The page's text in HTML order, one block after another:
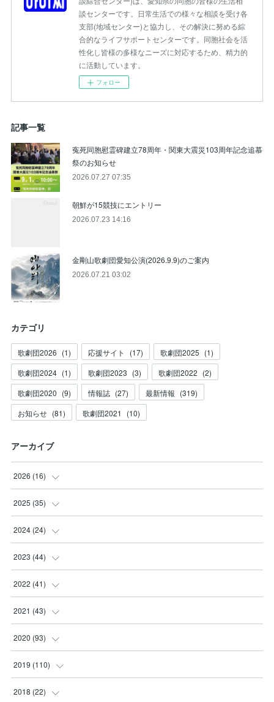
談センターです。日常生活での様々な相談を受け各
支部(地域センター)と協力し、その解決に努める綜
合的なライフサポートセンターです。同胞社会を活
性化し皆様の多様なニーズに対応するため、精力的
に活動しています。
フォロー
記事一覧
寃死同胞慰霊碑建立78周年・関東大震災103周年記念追慕
祭のお知らせ
2026.07.27 07:35
朝鮮が15競技にエントリー
2026.07.23 14:16
金剛山歌劇団愛知公演(2026.9.9)のご案内
2026.07.21 03:02
カテゴリ
歌劇団2026 (1) 応援サイト (17) 歌劇団2025 (1)
歌劇団2024 (1) 歌劇団2023 (3) 歌劇団2022 (2)
歌劇団2020 (9) 情報誌 (27) 最新情報 (319)
お知らせ (81) 歌劇団2021 (10)
アーカイブ
2026 (16)
(3
(2
(2
(3
2025 (35)
(3
(2
(8
(8
2024 (24)
(3
(3
(2
(3
2023 (44)
(3
(3
(6
(5)
2022 (41)
(1
(2
(4)
(7
2021 (43)
(5
(3)
(10
2020 (93)
(4)
(6
2019 (110)
(6
2018 (22)